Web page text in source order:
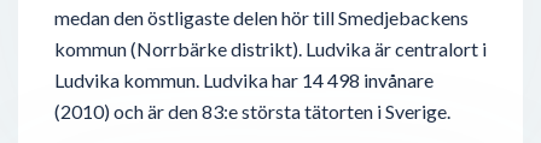
medan den östligaste delen hör till Smedjebackens
kommun (Norrbärke distrikt). Ludvika är centralort i
Ludvika kommun. Ludvika har 14 498 invånare
(2010) och är den 83:e största tätorten i Sverige.